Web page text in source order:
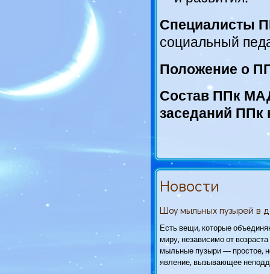
Специалисты
социальный
Положение о
Состав ППк
заседаний ППк
Новости
Шоу мыльных пузырей в
Есть вещи, которые
миру, независимо от
мыльные пузыри — простое,
явление, вызывающее